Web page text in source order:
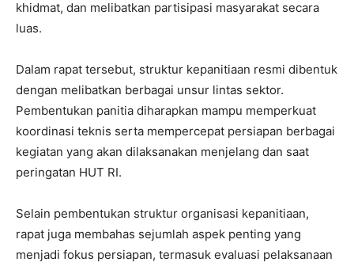
khidmat, dan melibatkan partisipasi masyarakat secara
luas.
Dalam rapat tersebut, struktur kepanitiaan resmi dibentuk
dengan melibatkan berbagai unsur lintas sektor.
Pembentukan panitia diharapkan mampu memperkuat
koordinasi teknis serta mempercepat persiapan berbagai
kegiatan yang akan dilaksanakan menjelang dan saat
peringatan HUT RI.
Selain pembentukan struktur organisasi kepanitiaan,
rapat juga membahas sejumlah aspek penting yang
menjadi fokus persiapan, termasuk evaluasi pelaksanaan